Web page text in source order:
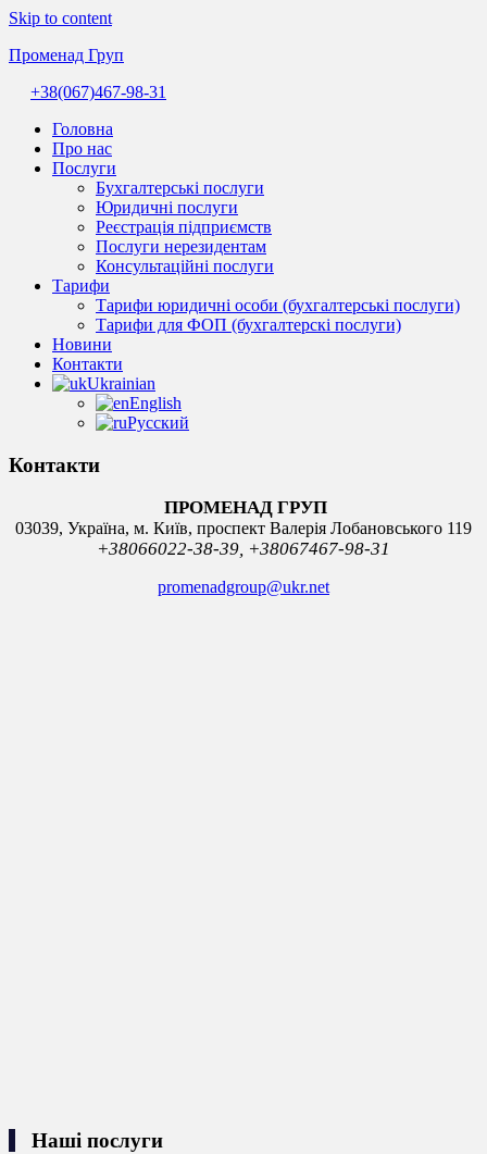
Skip to content
Променад Груп
бухгалтерські
послуги
професійна
допомога
бухгалтера.
Надійний
бізнесу
+38(067)467-98-31
Головна
Про нас
Послуги
Бухгалтерські послуги
Юридичні послуги
Реєстрація підприємств
Послуги нерезидентам
Консультаційні послуги
Тарифи
Тарифи юридичні особи (бухгалтерські послуги)
Тарифи для ФОП (бухгалтерскі послуги)
Новини
Контакти
Ukrainian
English
Русский
Контакти
ПРОМЕНАД ГРУП
03039, Україна, м. Київ, проспект Валерія Лобановського 119
+38066022-38-39, +38067467-98-31
promenadgroup@ukr.net
Наші послуги